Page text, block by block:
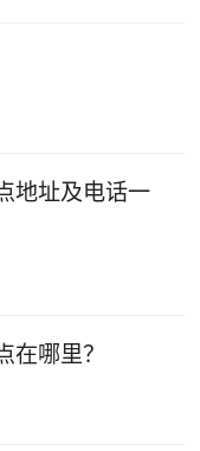
地址及电话一
在哪里？